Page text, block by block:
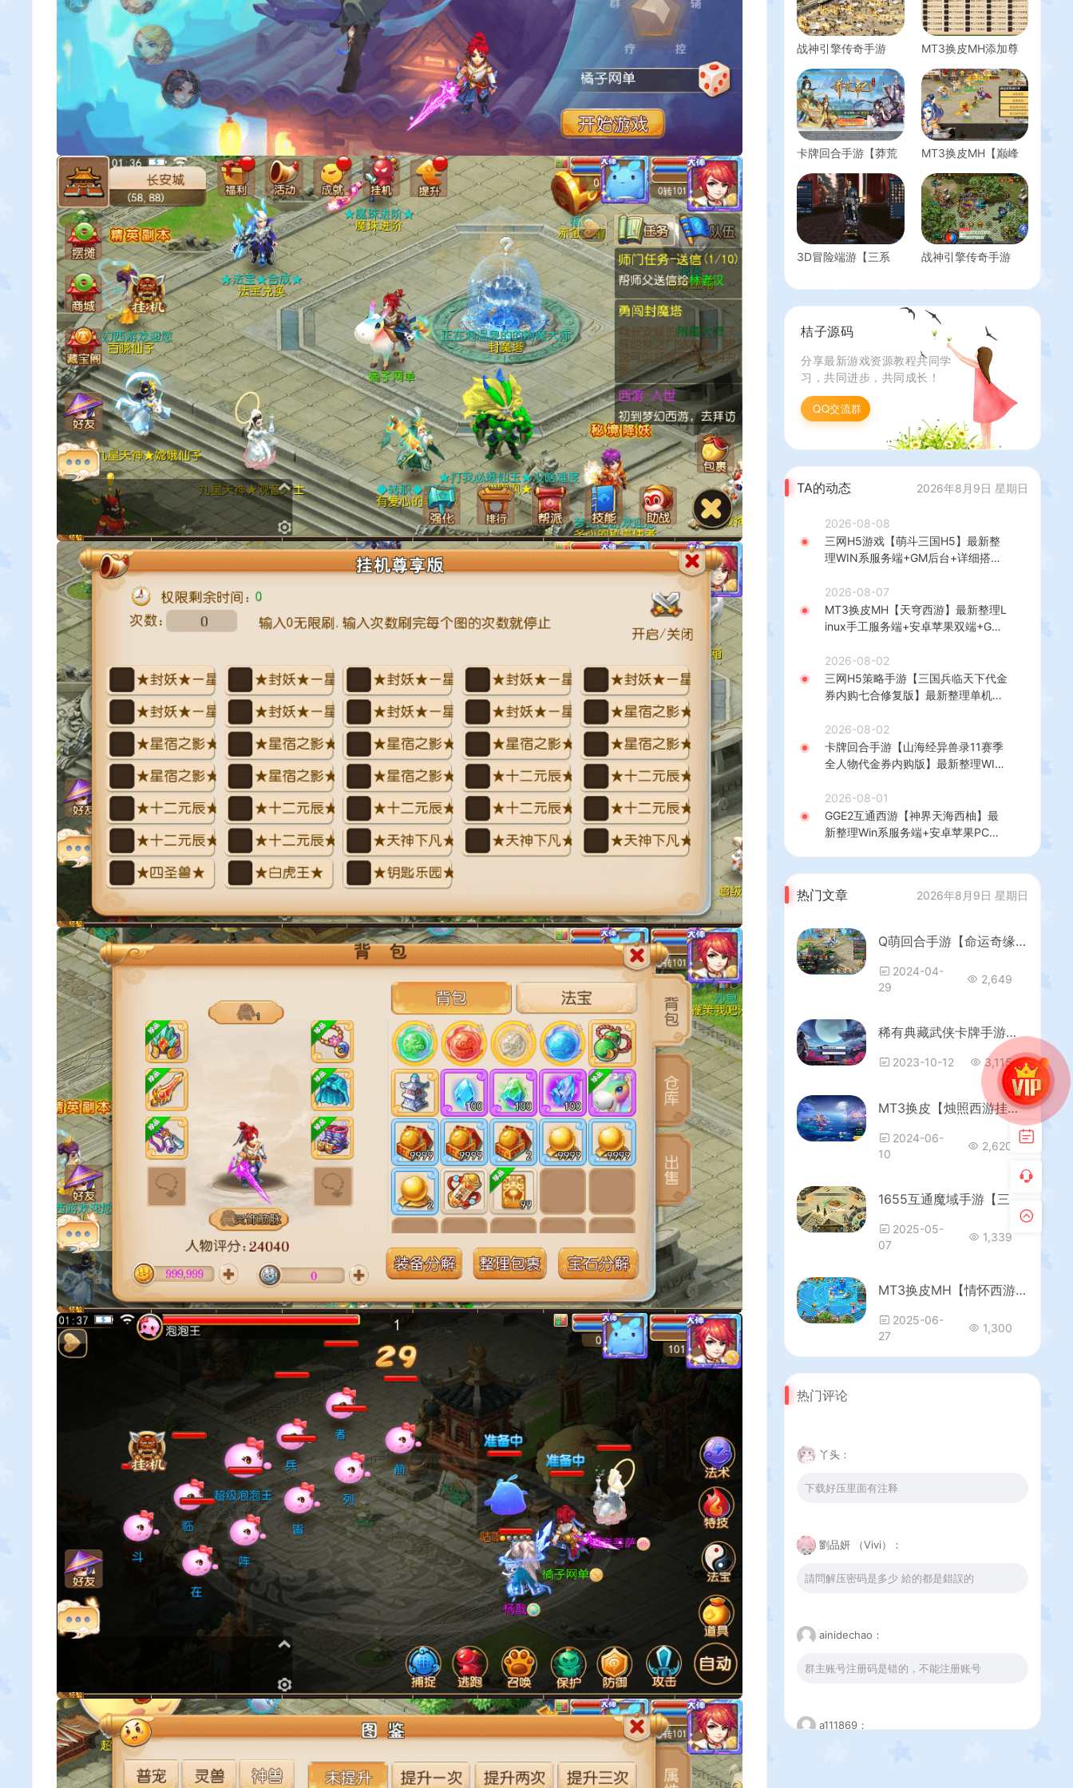
战神引擎传奇手游
龙）月卡版白猪3免
授权】最新整理Win
系复古服务端+安卓
苹果双端+GM授权后
台+详细搭建教程
MT3换皮MH添加尊
加挂机地图刷怪教程
+视频教程
卡牌回合手游【莽荒
整理单机一键即玩镜
像端+Linux手工服务
端+加解密工具+管理
后台+CDK授权预选
后台+安卓苹果双端
+详细搭建教程
MT3换皮MH【巅峰
版】最新整理单机一
键即玩镜像端+Linux
手工服务端+安卓苹
果双端+GM后台+详
细搭建教程+全套源
码
3D冒险端游【三系
整理WIN系半手工服
务端+PC客户端+无
器+详细搭建教程
战神引擎传奇手游
三大陆-白猪3】最新
整理Win系复古服务
端+安卓苹果双端
+GM授权后台+详细
搭建教程
桔子源码
分享最新游戏资源教程共同学
习，共同进步，共同成长！
QQ交流群
TA的动态 2026年8月9日 星期日
2026-08-08
三网H5游戏【萌斗三国H5】最新整
理WIN系服务端+GM后台+详细搭建
2026-08-07
MT3换皮MH【天穹西游】最新整理L
inux手工服务端+安卓苹果双端+GM
教程
2026-08-02
三网H5策略手游【三国兵临天下代金
券内购七合修复版】最新整理单机一
理后台+GM授权后台+简易安卓客户
端+详细搭建教程+视频教程
2026-08-02
卡牌回合手游【山海经异兽录11赛季
全人物代金券内购版】最新整理WIN
+热更修改工具+安卓+详细搭建教程
2026-08-01
GGE2互通西游【神界天海西柚】最
新整理Win系服务端+安卓苹果PC三
热门文章 2026年8月9日 星期日
Q萌回合手游【命运奇缘】最新整理Linux本地注册手工服务端+安卓苹果双端+GM授权后台+详细搭建教程
2024-04-
29
2,649
稀有典藏武侠卡牌手游【真江湖HD定制版】最新整理Win系特色服务端+安卓苹果双端+运营后台+详细搭建教程
2023-10-12 3,115
MT3换皮【烛照西游挂机版】最新整理Linux学习手工服务端+安卓苹果双端+GM后台+全套源码+详细搭建教程
2024-06-
10
2,620
2025-05-
07
1,339
MT3换皮MH【情怀西游尊享挂机版】最新整理单机一键即玩镜像端+Linux手工服务端+安卓苹果双端+GM后台+详细搭建教程+全套源码
2025-06-
27
1,300
热门评论
丫头：
下载好压里面有注释
劉品妍 （Vivi）：
請問解压密码是多少 給的都是錯誤的
ainidechao：
群主账号注册码是错的，不能注册账号
a111869：